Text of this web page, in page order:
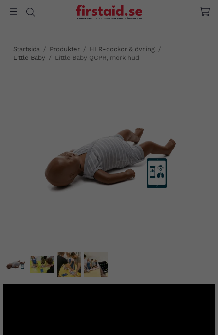
Startsida / Produkter / HLR-dockor & övning /
Little Baby / Little Baby QCPR, mörk hud